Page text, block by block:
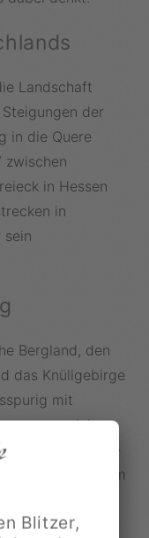
Landschaft
der
in die Quere
zwischen
in Hessen
in
sein
Bergland, den
das Knüllgebirge
mit
erreichen
acht Prozent –
Vor allem im
fahrende
steilen Rampen
Blitzer,